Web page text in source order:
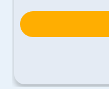
GCE-biologiske
høj effektivitet, der
og